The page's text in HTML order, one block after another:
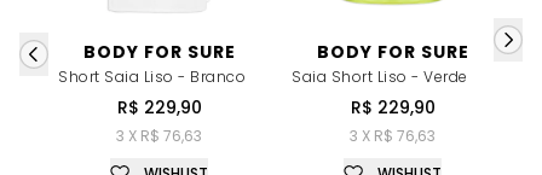
BODY FOR SURE
Short Saia Liso - Branco
R$ 229,90
3 X R$ 76,63
BODY FOR SURE
Saia Short Liso - Verde
R$ 229,90
3 X R$ 76,63